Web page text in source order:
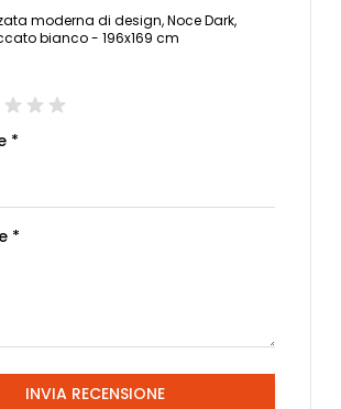
moderna di design, Noce Dark,
bianco - 196x169 cm
*
*
INVIA RECENSIONE